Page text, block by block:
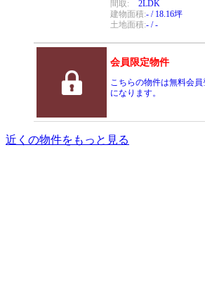
間取:
2LDK
建物面積:- / 18.16坪
土地面積:- / -
会員限定物件
こちらの物件は無料会
になります。
近くの物件をもっと見る